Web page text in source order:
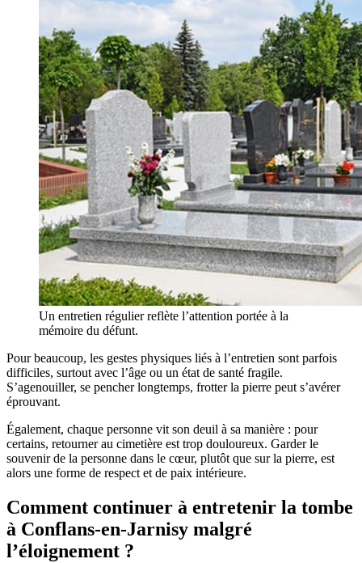
Un entretien régulier reflète l’attention portée à la
mémoire du défunt.
Pour beaucoup, les gestes physiques liés à l’entretien sont parfois
difficiles, surtout avec l’âge ou un état de santé fragile.
S’agenouiller, se pencher longtemps, frotter la pierre peut s’avérer
éprouvant.
Également, chaque personne vit son deuil à sa manière : pour
certains, retourner au cimetière est trop douloureux. Garder le
souvenir de la personne dans le cœur, plutôt que sur la pierre, est
alors une forme de respect et de paix intérieure.
Comment continuer à entretenir la tombe
à Conflans-en-Jarnisy malgré
l’éloignement ?